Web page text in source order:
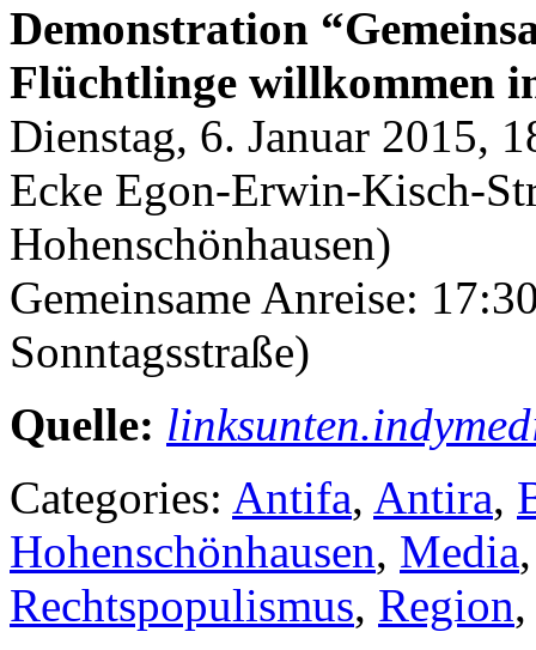
Demonstration
Flüchtlinge willkommen
Dienstag, 6. Januar 2015,
Ecke Egon-Erwin-Kisch-
Hohenschönhausen)
Gemeinsame Anreise:
Sonntagsstraße)
Quelle:
Categories: Antifa, Antira,
Hohenschönhausen, Media
Rechtspopulismus, Region,